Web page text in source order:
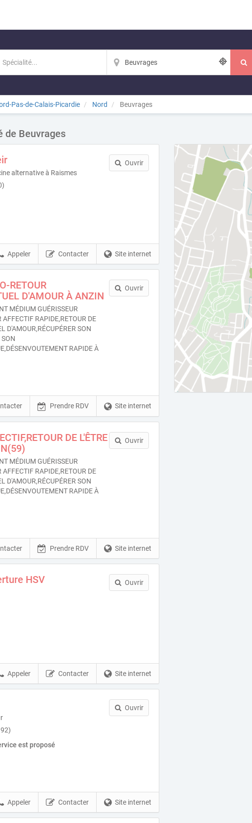
Pas-de-Calais-Picardie Nord Beuvrages
de Beuvrages
alternative à Raismes
Ouvrir
Site internet
Contacter
Appeler
RETOUR
D'AMOUR À ANZIN
MÉDIUM GUÉRISSEUR
RAPIDE,RETOUR DE
D'AMOUR,RÉCUPÉRER SON
SON
RAPIDE À
Ouvrir
Site internet
Prendre RDV
DE L'ÊTRE
MÉDIUM GUÉRISSEUR
RAPIDE,RETOUR DE
D'AMOUR,RÉCUPÉRER SON
RAPIDE À
Ouvrir
Site internet
Prendre RDV
HSV Ouvrir
Site internet
Contacter
Appeler
est proposé
Ouvrir
Site internet
Contacter
Appeler